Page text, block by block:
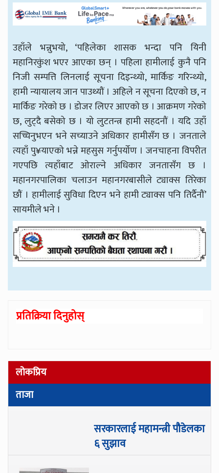
उहाँले भन्नुभयो, ‘पहिलेका शासक भन्दा पनि यिनी
महानिरकुंश भएर आएका छन् । पहिला हामीलाई कुनै पनि
निजी सम्पत्ति लिनलाई सूचना दिइन्थ्यो, मार्किङ गरिन्थ्यो,
हामी न्यायालय जान पाउथ्यौं । अहिले न सूचना दिएको छ, न
मार्किङ गरेको छ । डोजर लिएर आएको छ । आक्रमण गरेको
छ, लुट्दै बसेको छ । यो लुटतन्त्र हामी सहदनौं । यदि उहाँ
सच्चिनुभएन भने सच्याउने अधिकार हामीसँग छ । जनताले
त्यहाँ पु¥याएको भन्ने महसुस गर्नुपर्योण । जनचाहना विपरीत
गएपछि त्यहाँबाट ओराल्ने अधिकार जनतासँग छ ।
महानगरपालिका चलाउन महानगरबासीले ट्याक्स तिरेका
छौं । हामीलाई सुविधा दिएन भने हामी ट्याक्स पनि तिर्दैनौं’
सायमीले भने ।
प्रतिक्रिया दिनुहोस्
लोकप्रिय
ताजा
सरकारलाई महामन्त्री पौडेलका
६ सुझाव